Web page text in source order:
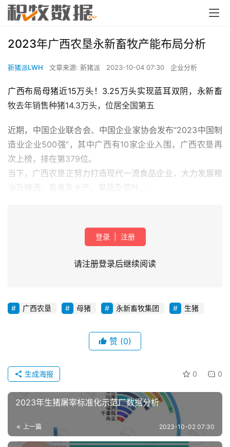
资
讯
闻
分
2023年广西农垦永新畜牧产能布局分析
新猪派LWH 文章来源: 新猪派 2023-10-04 07:30 企业分析
广西布局母猪近15万头！3.25万头实现蓝耳双阴，永新畜
牧去年销售种猪14.3万头，位居全国第五
近期，中国企业联合会、中国企业家协会发布“2023中国制
造业企业500强”，其中广西有10家企业入围，广西农垦再
次上榜，排在第379位。
当下，广西农垦正努力打造现代一流食品企业，大力发展粮
油及糖酒、畜禽及水产、果蔬及茶叶、...
登录 注册
请注册登录后继续阅读
广西农垦 母猪 永新畜牧集团 生猪
赞 (0)
0 0
生成海报
2023年生猪屠宰标准化示范厂数据分析
上一篇 2023-10-02 07:30